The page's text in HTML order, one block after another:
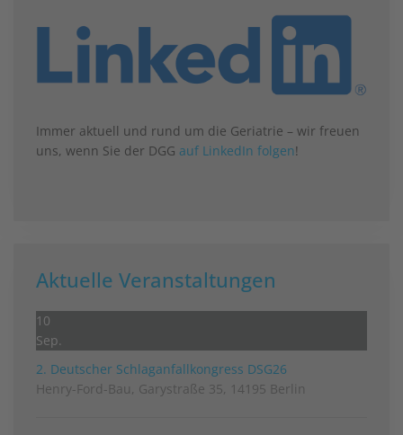
Immer aktuell und rund um die Geriatrie – wir freuen
uns, wenn Sie der DGG auf LinkedIn folgen!
Aktuelle Veranstaltungen
10
Sep.
2. Deutscher Schlag­anfall­kongress DSG26
Henry-Ford-Bau, Garystraße 35, 14195 Berlin